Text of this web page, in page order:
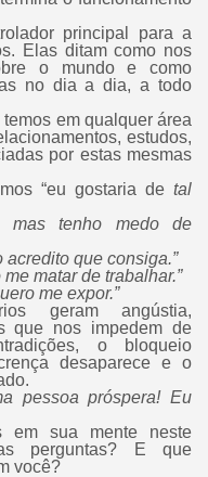
principal para a
Elas ditam como nos
o mundo e como
no dia a dia, a todo
em qualquer área
estudos,
por estas mesmas
“eu gostaria detal
mas tenho medo de
acredito que consiga.”
matar de trabalhar.”
me expor.”
geram angústia,
que nos impedem de
o bloqueio
desaparece e o
pessoa próspera! Eu
em sua mente neste
perguntas? E que
você?